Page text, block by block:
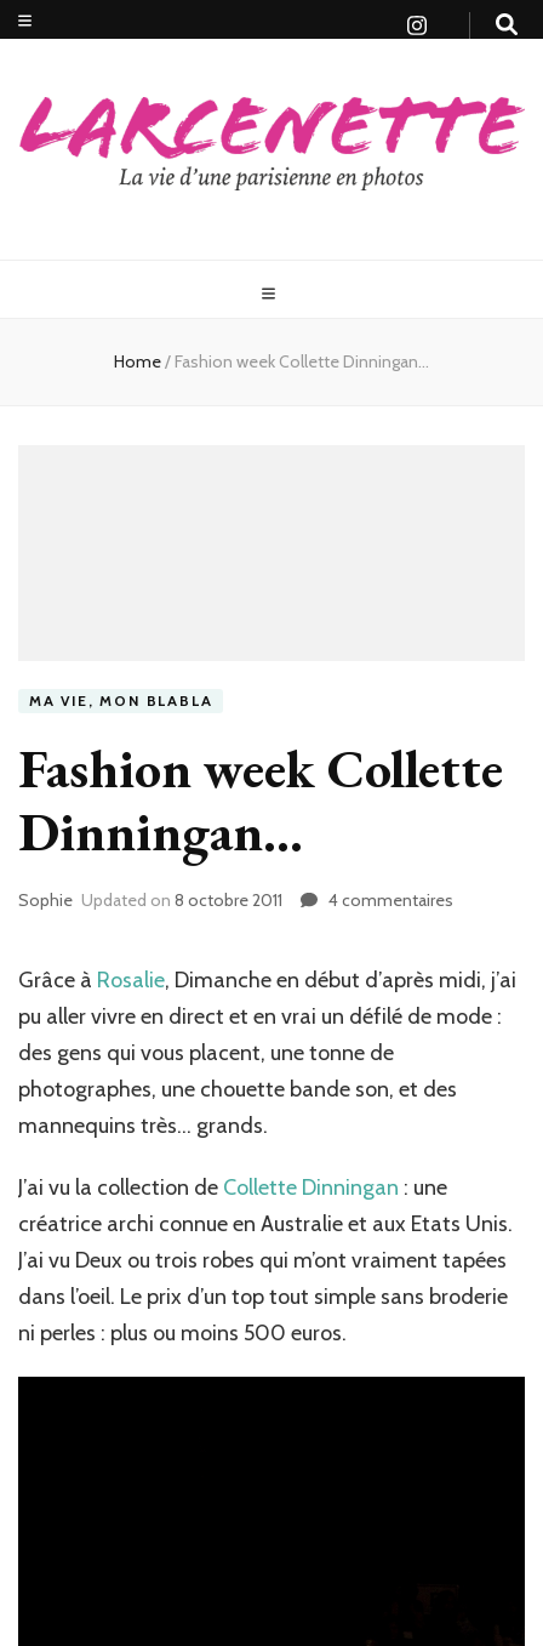
Home/ Fashion week Collette Dinningan…
MA VIE, MON BLABLA
Fashion week Collette
Dinningan…
Sophie Updated on 8 octobre 2011 4 commentaires
Collette
Dinningan…
Grâce à Rosalie, Dimanche en début d’après midi, j’ai
pu aller vivre en direct et en vrai un défilé de mode :
des gens qui vous placent, une tonne de
photographes, une chouette bande son, et des
mannequins très… grands.
J’ai vu la collection de Collette Dinningan : une
créatrice archi connue en Australie et aux Etats Unis.
J’ai vu Deux ou trois robes qui m’ont vraiment tapées
dans l’oeil. Le prix d’un top tout simple sans broderie
ni perles : plus ou moins 500 euros.